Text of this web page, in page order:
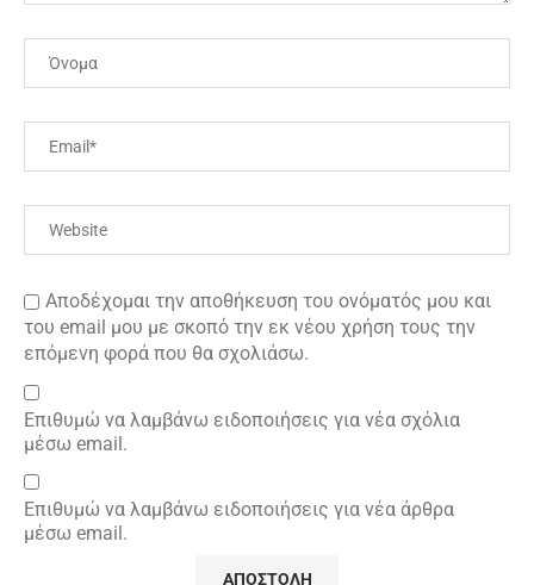
Αποδέχομαι την αποθήκευση του ονόματός μου και
του email μου με σκοπό την εκ νέου χρήση τους την
επόμενη φορά που θα σχολιάσω.
Επιθυμώ να λαμβάνω ειδοποιήσεις για νέα σχόλια
μέσω email.
Επιθυμώ να λαμβάνω ειδοποιήσεις για νέα άρθρα
μέσω email.